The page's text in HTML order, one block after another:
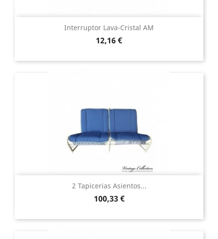
Interruptor Lava-Cristal AM
Precio
12,16 €
2 Tapicerias Asientos...
Precio
100,33 €